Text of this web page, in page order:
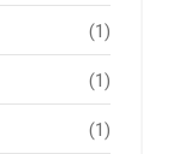
(1)
(1)
(1)